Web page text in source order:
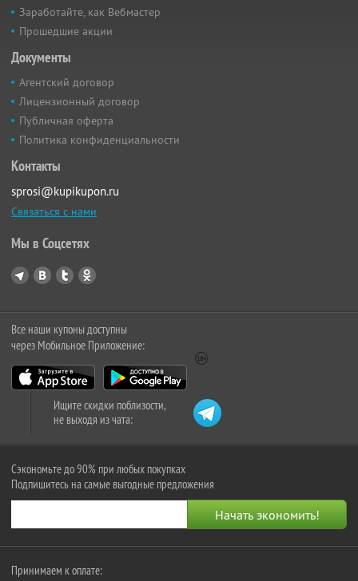
Заработайте, как Вебмастер
Прошедшие акции
Документы
Агентский договор
Лицензионный договор
Публичная оферта
Политика конфиденциальности
Контакты
sprosi@kupikupon.ru
Связаться с нами
Мы в Соцсетях
Все наши купоны доступны
через Мобильное Приложение:
Ищите скидки поблизости,
не выходя из чата:
Сэкономьте до 90% при любых покупках
Подпишитесь на самые выгодные предложения
Принимаем к оплате: